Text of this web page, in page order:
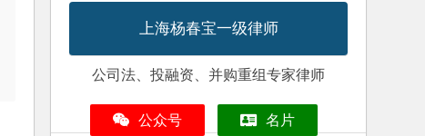
上海杨春宝一级律师
公司法、投融资、并购重组专家律师
公众号 名片